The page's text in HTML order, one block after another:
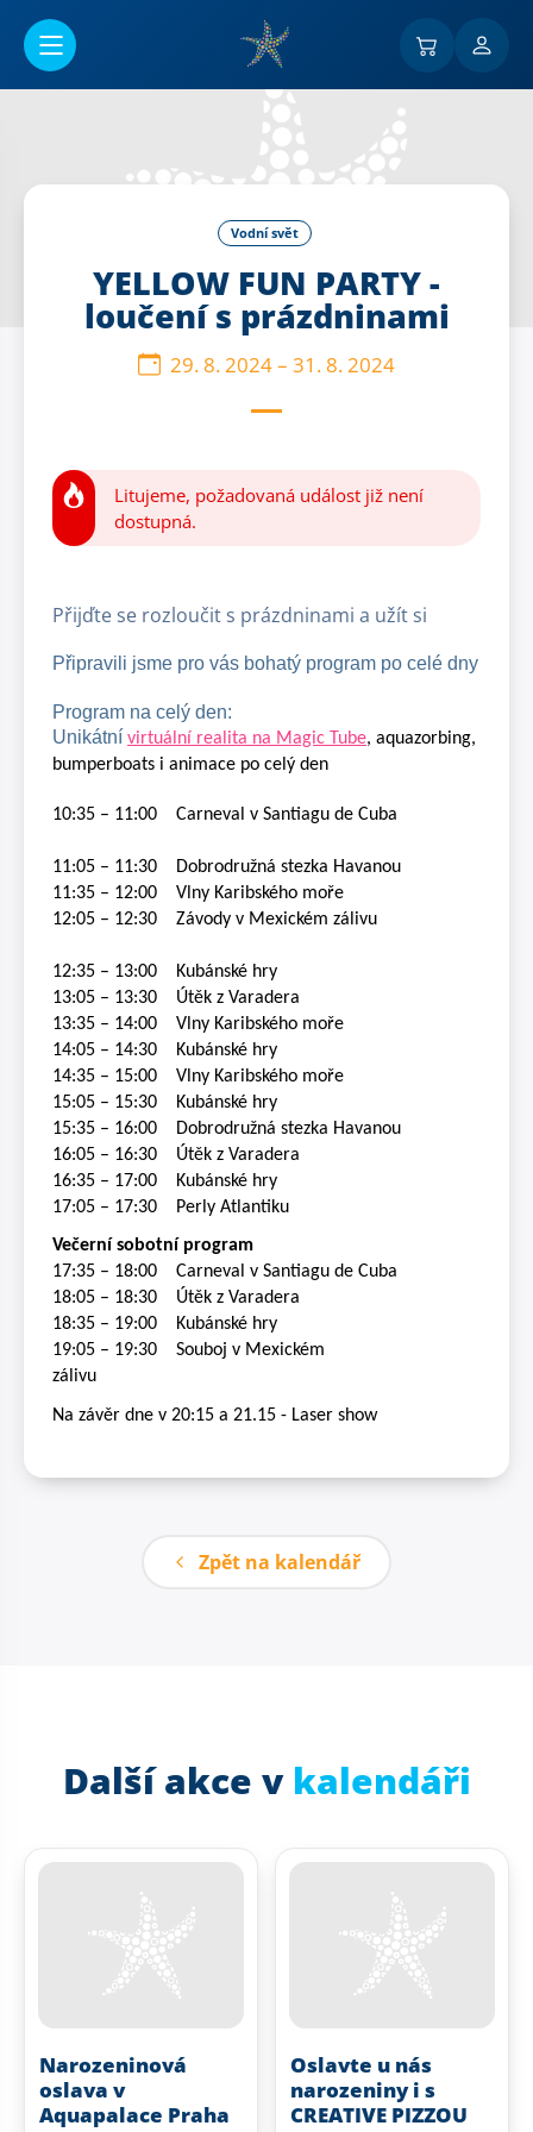
Vodní svět
YELLOW FUN PARTY -
loučení s prázdninami
29. 8. 2024– 31. 8. 2024
Litujeme, požadovaná událost již není
dostupná.
Přijďte se rozloučit s prázdninami a užít si
Připravili jsme pro vás bohatý program po celé dny
Program na celý den:
Unikátní virtuální realita na Magic Tube, aquazorbing,
bumperboats i animace po celý den
10:35 – 11:00 Carneval v Santiagu de Cuba
11:05 – 11:30
Dobrodružná stezka Havanou
11:35 – 12:00
Vlny Karibského moře
12:05 – 12:30
Závody v Mexickém zálivu
12:35 – 13:00
Kubánské hry
13:05 – 13:30
Útěk z Varadera
13:35 – 14:00
Vlny Karibského moře
14:05 – 14:30
Kubánské hry
14:35 – 15:00
Vlny Karibského moře
15:05 – 15:30
Kubánské hry
15:35 – 16:00
Dobrodružná stezka Havanou
16:05 – 16:30
Útěk z Varadera
16:35 – 17:00
Kubánské hry
17:05 – 17:30
Perly Atlantiku
Večerní sobotní program
17:35 – 18:00
Carneval v Santiagu de Cuba
18:05 – 18:30
Útěk z Varadera
18:35 – 19:00
Kubánské hry
19:05 – 19:30
Souboj v Mexickém
zálivu
Na závěr dne v 20:15 a 21.15 - Laser show
Zpět na kalendář
Další akce v kalendáři
Narozeninová
oslava v
Aquapalace Praha
Oslavte u nás
narozeniny i s
CREATIVE PIZZOU